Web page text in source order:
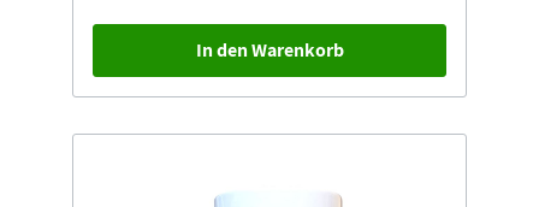
In den Warenkorb